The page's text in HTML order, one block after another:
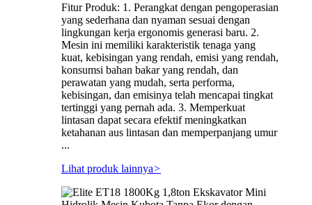
Fitur Produk: 1. Perangkat dengan pengoperasian
yang sederhana dan nyaman sesuai dengan
lingkungan kerja ergonomis generasi baru. 2.
Mesin ini memiliki karakteristik tenaga yang
kuat, kebisingan yang rendah, emisi yang rendah,
konsumsi bahan bakar yang rendah, dan
perawatan yang mudah, serta performa,
kebisingan, dan emisinya telah mencapai tingkat
tertinggi yang pernah ada. 3. Memperkuat
lintasan dapat secara efektif meningkatkan
ketahanan aus lintasan dan memperpanjang umur
...
Lihat produk lainnya>